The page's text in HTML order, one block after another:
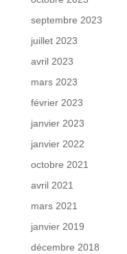
septembre 2023
juillet 2023
avril 2023
mars 2023
février 2023
janvier 2023
janvier 2022
octobre 2021
avril 2021
mars 2021
janvier 2019
décembre 2018